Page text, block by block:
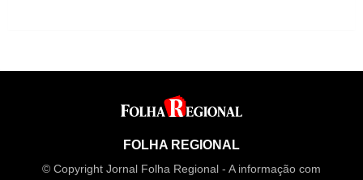
FOLHA REGIONAL
© Copyright Jornal Folha Regional - A informação com